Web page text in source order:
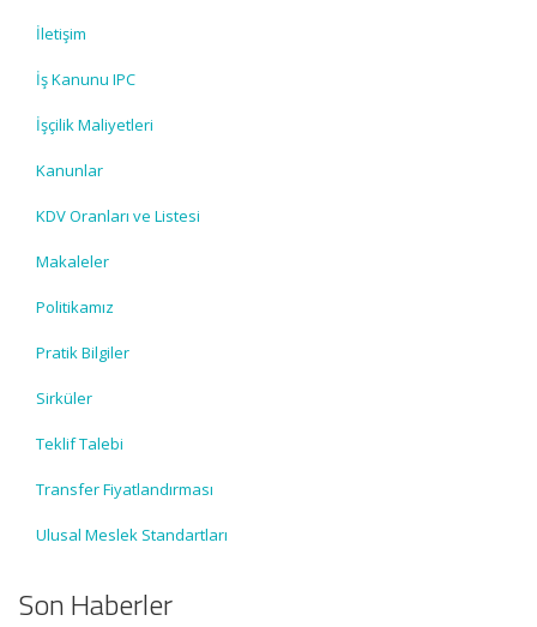
İletişim
İş Kanunu IPC
İşçilik Maliyetleri
Kanunlar
KDV Oranları ve Listesi
Makaleler
Politikamız
Pratik Bilgiler
Sirküler
Teklif Talebi
Transfer Fiyatlandırması
Ulusal Meslek Standartları
Son Haberler